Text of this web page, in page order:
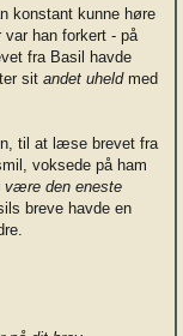
konstant kunne høre
han forkert - på
fra Basil havde
sit andet uheldmed
til at læse brevet fra
voksede på ham
være den eneste
breve havde en